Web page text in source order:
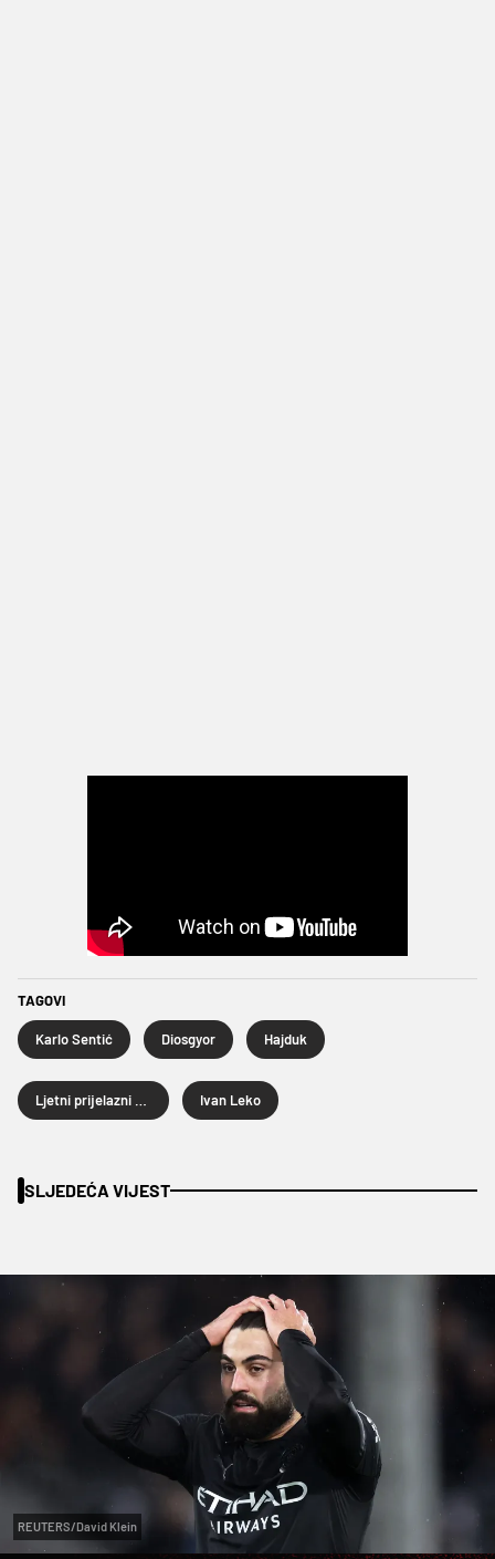
TAGOVI
Karlo Sentić Diosgyor Hajduk
Ivan Leko
SLJEDEĆA VIJEST
REUTERS/David Klein